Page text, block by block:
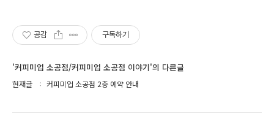
공감 구독하기
'커피미업 소공점/커피미업 소공점 이야기'의 다른글
현재글 커피미업 소공점 2층 예약 안내